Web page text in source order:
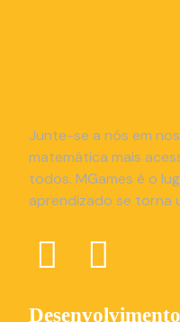
Junte-se a nós em
matemática mais
todos. MGames é o
aprendizado se torna
Desenvolvimento